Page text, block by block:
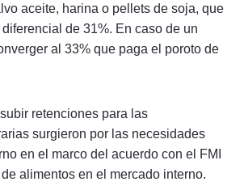
aceite, harina o pellets de soja, que
de 31%. En caso de un
al 33% que paga el poroto de
retenciones para las
surgieron por las necesidades
en el marco del acuerdo con el FMI
alimentos en el mercado interno.